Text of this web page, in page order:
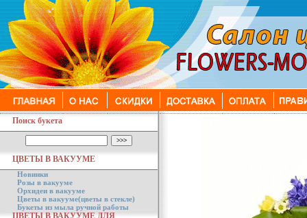
Поиск букета
ЦВЕТЫ В ВАКУУМЕ
Новинки
Розы в вакууме
Орхидеи в вакууме
Цветы в вакууме(цветы в стекле)
Букеты из мыла ручной работы
ЦВЕТЫ В ВАКУУМЕ ДЛЯ